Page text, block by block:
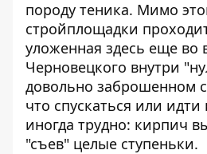
породу теника. Мимо
стройплощадки
уложенная здесь еще во
Черновецкого внутри
довольно заброшенном
что спускаться или идти
иногда трудно: кирпич
"съев" целые ступеньки.